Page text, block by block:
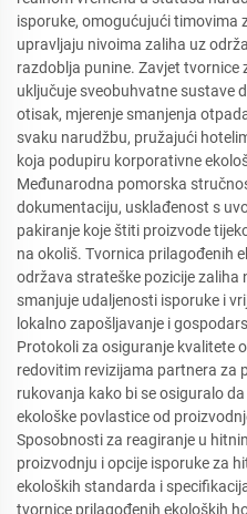
isporuke, omogućujući timovima
upravljaju nivoima zaliha uz
razdoblja punine. Zavjet tvornice
uključuje sveobuhvatne sustave
otisak, mjerenje smanjenja
svaku narudžbu, pružajući
koja podupiru korporativne
Međunarodna pomorska
dokumentaciju, usklađenost s
pakiranje koje štiti proizvode
na okoliš. Tvornica prilagođenih
održava strateške pozicije
smanjuje udaljenosti isporuke i
lokalno zapošljavanje i
Protokoli za osiguranje kvalitete
redovitim revizijama partnera za
rukovanja kako bi se osiguralo
ekološke povlastice od
Sposobnosti za reagiranje u
proizvodnju i opcije isporuke za
ekoloških standarda i
tvornice prilagođenih ekoloških